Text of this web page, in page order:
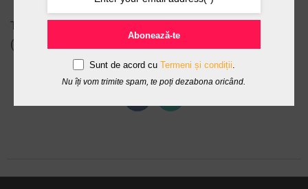
Te asteptam in Str. Viitorului, Nr 14, Parter, Bucuresti
(Zona Gradina Icoanei/Vasile Lascar).
Abonează-te
Sunt de acord cu Termeni și condiții.
Nu îți vom trimite spam, te poți dezabona oricând.